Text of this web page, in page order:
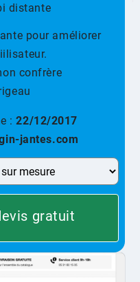
distante
pour améliorer
confrère
:22/12/2017
jantes.com
gratuit